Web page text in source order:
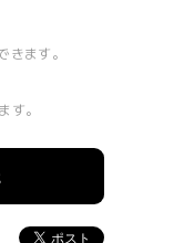
きます。
す。